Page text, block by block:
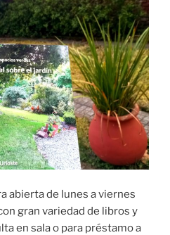
abierta de lunes a viernes
gran variedad de libros y
en sala o para préstamo a